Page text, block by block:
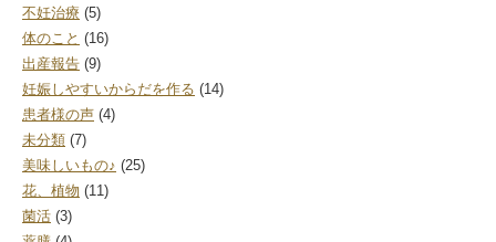
不妊治療 (5)
体のこと (16)
出産報告 (9)
妊娠しやすいからだを作る (14)
患者様の声 (4)
未分類 (7)
美味しいもの♪ (25)
花、植物 (11)
菌活 (3)